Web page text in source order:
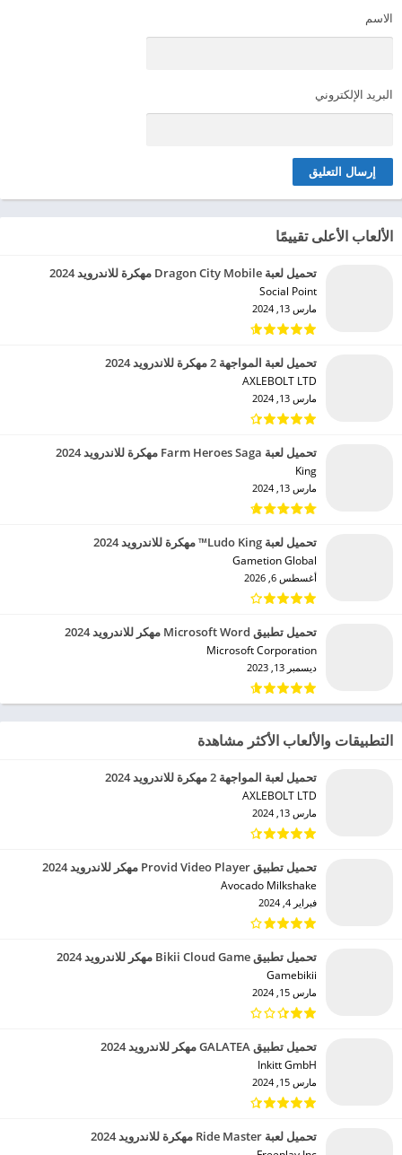
الاسم
البريد الإلكتروني
الألعاب الأعلى تقييمًا
تحميل لعبة Dragon City Mobile مهكرة للاندرويد 2024
Social Point‏
مارس 13, 2024
تحميل لعبة المواجهة 2 مهكرة للاندرويد 2024
AXLEBOLT LTD‏
مارس 13, 2024
تحميل لعبة Farm Heroes Saga مهكرة للاندرويد 2024
King‏
مارس 13, 2024
تحميل لعبة Ludo King™ مهكرة للاندرويد 2024
Gametion Global‏
أغسطس 6, 2026
تحميل تطبيق Microsoft Word مهكر للاندرويد 2024
Microsoft Corporation‏
ديسمبر 13, 2023
التطبيقات والألعاب الأكثر مشاهدة
تحميل لعبة المواجهة 2 مهكرة للاندرويد 2024
AXLEBOLT LTD‏
مارس 13, 2024
تحميل تطبيق Provid Video Player مهكر للاندرويد 2024
Avocado Milkshake‏
فبراير 4, 2024
تحميل تطبيق Bikii Cloud Game مهكر للاندرويد 2024
Gamebikii‏
مارس 15, 2024
تحميل تطبيق GALATEA مهكر للاندرويد 2024
Inkitt GmbH‏
مارس 15, 2024
تحميل لعبة Ride Master مهكرة للاندرويد 2024